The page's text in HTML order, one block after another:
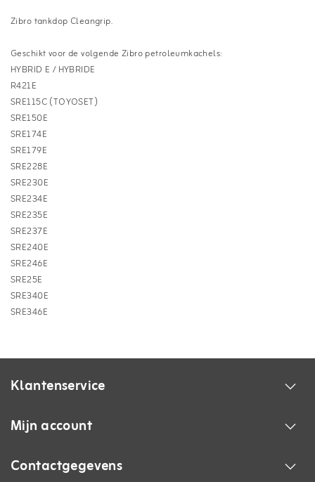
Zibro tankdop Cleangrip.
Geschikt voor de volgende Zibro petroleumkachels:
HYBRID E / HYBRIDE
R421E
SRE115C (TOYOSET)
SRE150E
SRE174E
SRE179E
SRE228E
SRE230E
SRE234E
SRE235E
SRE237E
SRE240E
SRE246E
SRE25E
SRE340E
SRE346E
Klantenservice
Mijn account
Contactgegevens